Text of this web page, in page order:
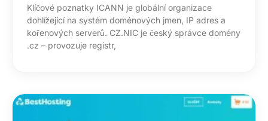
Klíčové poznatky ICANN je globální organizace
dohlížející na systém doménových jmen, IP adres a
kořenových serverů. CZ.NIC je český správce domény
.cz – provozuje registr,